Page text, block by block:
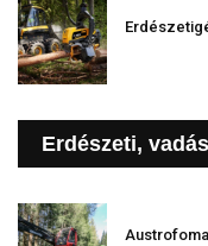
Erdészeti,